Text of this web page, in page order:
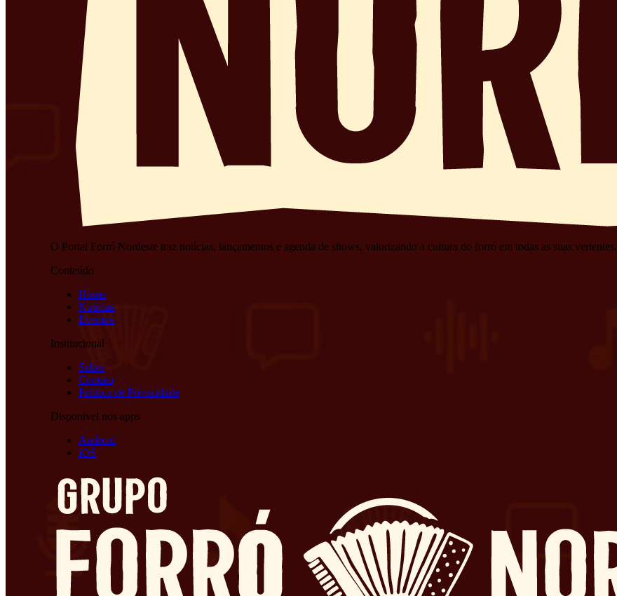
O Portal Forró Nordeste traz notícias, lançamentos e agenda de shows, valorizando a cultura do forró em todas as suas vertentes.
Conteúdo
Home
Notícias
Eventos
Institucional
Sobre
Contato
Política de Privacidade
Disponível nos apps
Android
iOS